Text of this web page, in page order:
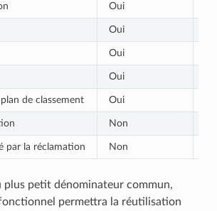
Oui
Oui
Oui
Oui
de classement Oui
Non
par la réclamation Non
plus petit dénominateur commun,
permettra la réutilisation